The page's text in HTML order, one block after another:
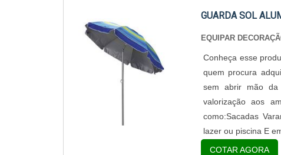
processos..
GUARDA SOL
EQUIPAR
Conheça esse
quem procura
sem abrir mão da
valorização aos
como:Sacadas
lazer ou piscina E
COTAR AGORA